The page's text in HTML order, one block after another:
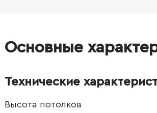
Основные
Технические
Высота потолков